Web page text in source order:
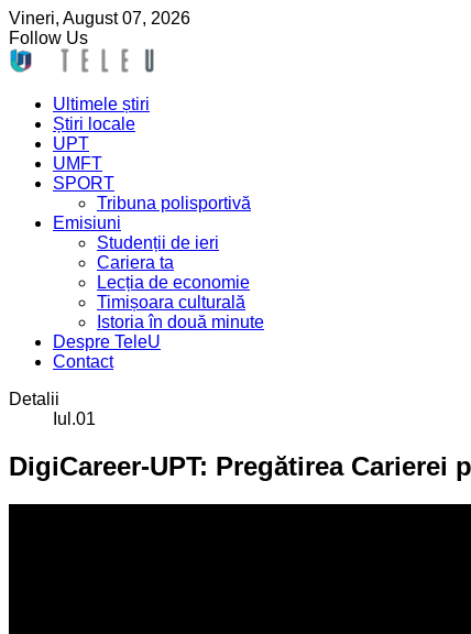
Vineri, August07, 2026
Follow Us
Ultimele știri
Știri locale
UPT
UMFT
SPORT
Tribuna polisportivă
Emisiuni
Studenții de ieri
Cariera ta
Lecția de economie
Timișoara culturală
Istoria în două minute
Despre TeleU
Contact
Detalii
Iul.01
DigiCareer-UPT: Pregătirea Carierei